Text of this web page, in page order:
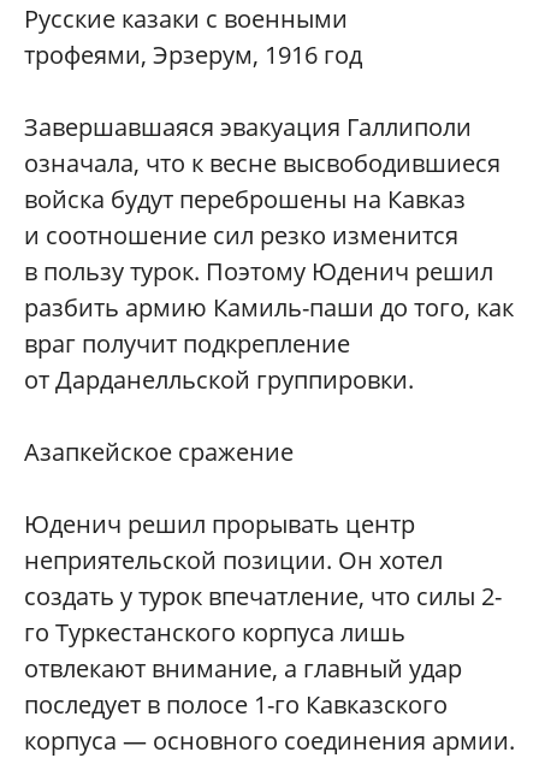
Русские казаки с военными
трофеями, Эрзерум, 1916 год
Завершавшаяся эвакуация Галлиполи
означала, что к весне высвободившиеся
войска будут переброшены на Кавказ
и соотношение сил резко изменится
в пользу турок. Поэтому Юденич решил
разбить армию Камиль-паши до того, как
враг получит подкрепление
от Дарданелльской группировки.
Азапкейское сражение
Юденич решил прорывать центр
неприятельской позиции. Он хотел
создать у турок впечатление, что силы 2-
го Туркестанского корпуса лишь
отвлекают внимание, а главный удар
последует в полосе 1-го Кавказского
корпуса — основного соединения армии.